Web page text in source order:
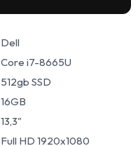
Dell
Core i7-8665U
512gb SSD
16GB
13,3"
Full HD 1920x1080